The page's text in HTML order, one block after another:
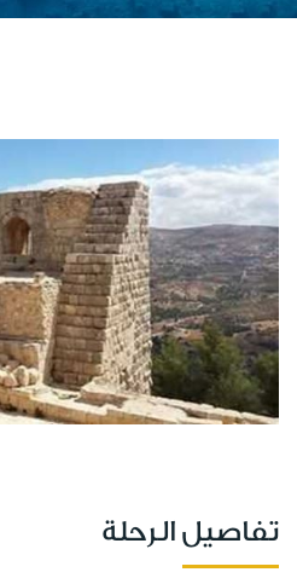
تفاصيل الرحلة